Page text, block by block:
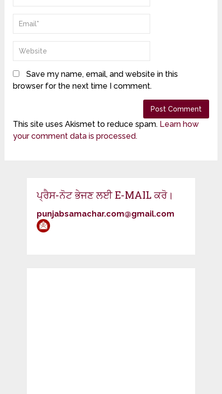
Save my name, email, and website in this
browser for the next time I comment.
This site uses Akismet to reduce spam. Learn how
your comment data is processed.
ਪ੍ਰੈਸ-ਨੋਟ ਭੇਜਣ ਲਈ E-MAIL ਕਰੋ।
punjabsamachar.com@gmail.com